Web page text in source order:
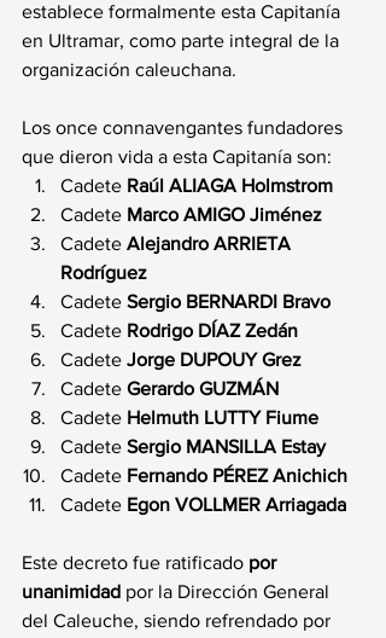
establece formalmente esta Capitanía
en Ultramar, como parte integral de la
organización caleuchana.
Los once connavengantes fundadores
que dieron vida a esta Capitanía son:
Cadete Raúl ALIAGA Holmstrom
Cadete Marco AMIGO Jiménez
Cadete Alejandro ARRIETA
Rodríguez
Cadete Sergio BERNARDI Bravo
Cadete Rodrigo DÍAZ Zedán
Cadete Jorge DUPOUY Grez
Cadete Gerardo GUZMÁN
Cadete Helmuth LUTTY Fiume
Cadete Sergio MANSILLA Estay
Cadete Fernando PÉREZ Anichich
Cadete Egon VOLLMER Arriagada
Este decreto fue ratificado por
unanimidad por la Dirección General
del Caleuche, siendo refrendado por